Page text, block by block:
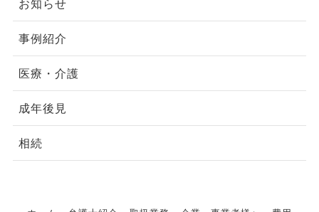
お知らせ
事例紹介
医療・介護
成年後見
相続